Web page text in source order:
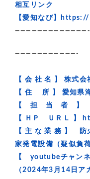
相互リンク
【愛知なび】
https://
—————————————-
———————————-
【 会 社 名 】 株式会
【 住 所 】 愛知県
【 担 当 者 】 長
【 ＨＰ ＵＲＬ 】
【 主 な 業 務 】
家発電設備（疑似負
【 youtubeチャ
（2024年3月14日ア